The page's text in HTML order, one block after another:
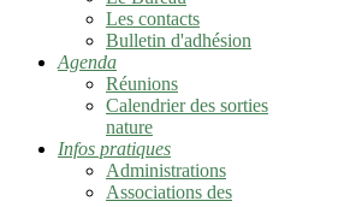
Les contacts
Bulletin d'adhésion
Agenda
Réunions
Calendrier des sorties
nature
Infos pratiques
Administrations
Associations des